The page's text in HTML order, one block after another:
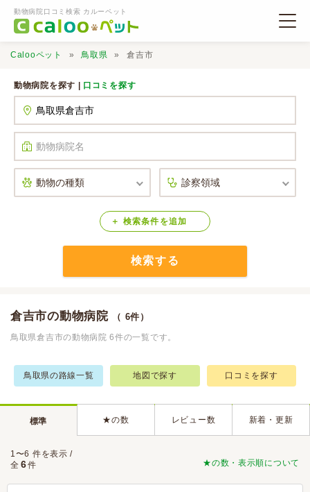
動物病院口コミ検索 カルーペット
口コミ検索
Calooペットとは？
Calooペット 鳥取県 倉吉市
動物病院を探す | 口コミを探す
検索条件 を追加
検索する
倉吉市の動物病院 （ 6件）
鳥取県倉吉市の動物病院 6件の一覧です。
鳥取県の路線一覧 地図で探す 口コミを探す
標準 ★の数 レビュー数 新着・更新
★の数・表示順について
1〜6 件を表示 /
全 6件